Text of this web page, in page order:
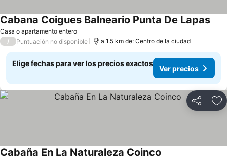
Casa o apartamento entero
Cabana Coigues Balneario Punta De LapasVer
/ Puntuación no disponible a 1.5 km de: Centro de la ciudad
Elige fechas para ver los precios exactos
Ver precios
Compartir
Cabaña En La Naturaleza Coinco